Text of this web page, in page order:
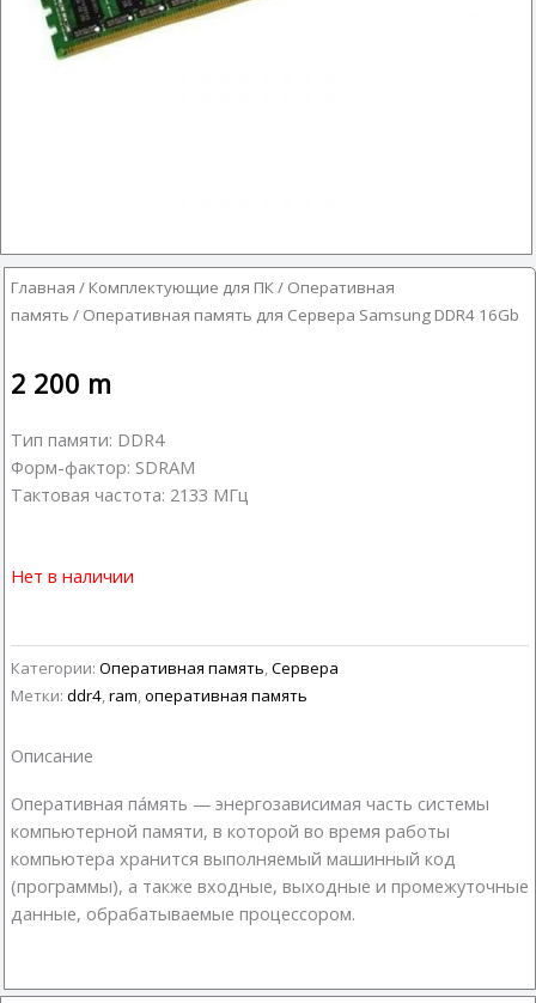
Главная / Комплектующие для ПК/ Оперативная
память / Оперативная память для Сервера Samsung DDR4 16Gb
2 200 m
Тип памяти: DDR4
Форм-фактор: SDRAM
Тактовая частота: 2133 МГц
Нет в наличии
Категории: Оперативная память Сервера
Метки: ddr4 ram оперативная память
Описание
Оперативная па́мять — энергозависимая часть системы
компьютерной памяти, в которой во время работы
компьютера хранится выполняемый машинный код
(программы), а также входные, выходные и промежуточные
данные, обрабатываемые процессором.